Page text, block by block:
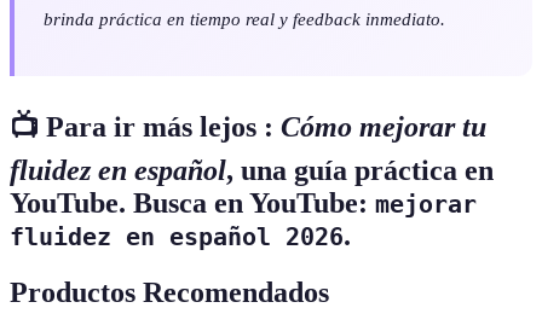
brinda práctica en tiempo real y feedback inmediato.
📺 Para ir más lejos : Cómo mejorar tu
fluidez en español, una guía práctica en
YouTube. Busca en YouTube: mejorar
fluidez en español 2026.
Productos Recomendados